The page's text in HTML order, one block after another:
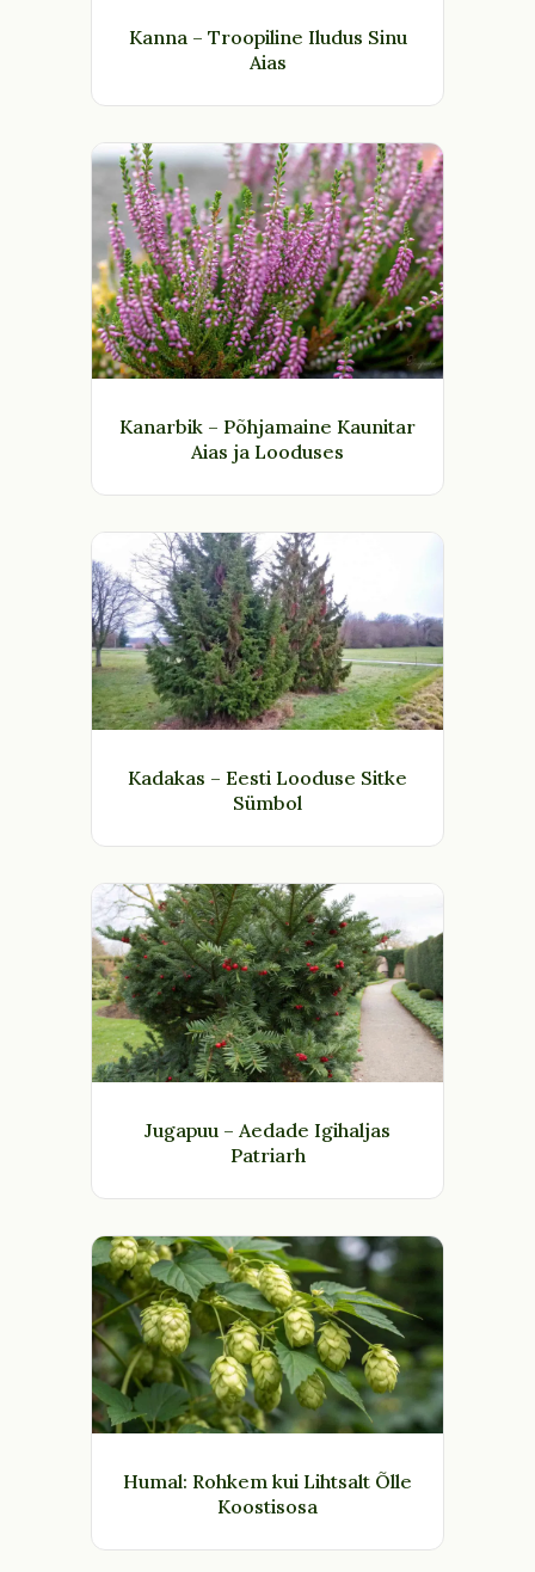
Kanna – Troopiline Iludus Sinu
Aias
Kanarbik – Põhjamaine Kaunitar
Aias ja Looduses
Kadakas – Eesti Looduse Sitke
Sümbol
Jugapuu – Aedade Igihaljas
Patriarh
Humal: Rohkem kui Lihtsalt Õlle
Koostisosa